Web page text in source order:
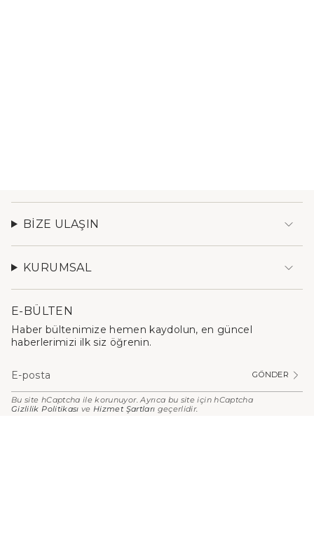
BIZE ULAŞIN
KURUMSAL
E-BÜLTEN
Haber bültenimize hemen kaydolun, en güncel
haberlerimizi ilk siz öğrenin.
GÖNDER
Bu site hCaptcha ile korunuyor. Ayrıca bu site için hCaptcha
Gizlilik Politikası ve Hizmet Şartları geçerlidir.